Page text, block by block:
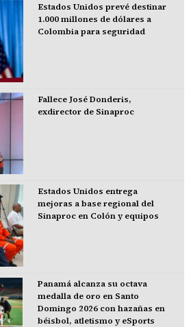
Estados Unidos prevé destinar
1.000 millones de dólares a
Colombia para seguridad
Fallece José Donderis,
exdirector de Sinaproc
Estados Unidos entrega
mejoras a base regional del
Sinaproc en Colón y equipos
Panamá alcanza su octava
medalla de oro en Santo
Domingo 2026 con hazañas en
béisbol, atletismo y eSports